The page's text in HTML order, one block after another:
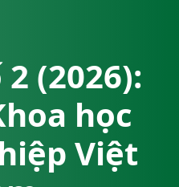
2 (2026):
học
Việt